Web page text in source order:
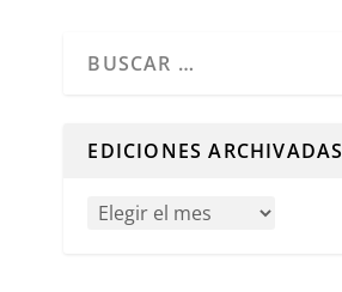
EDICIONES ARCHIVADAS